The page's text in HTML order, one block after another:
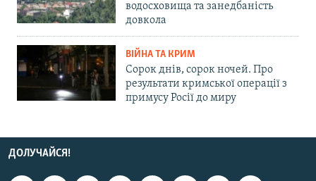
водосховища та занедбаність
довкола
ВІЙНА ТА КРИМ
Сорок днів, сорок ночей. Про
результати кримської операції з
примусу Росії до миру
ДОЛУЧАЙСЯ!